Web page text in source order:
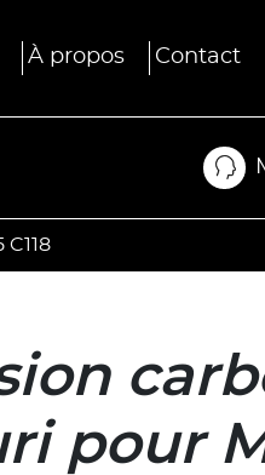
À propos Contact
Mon
pour